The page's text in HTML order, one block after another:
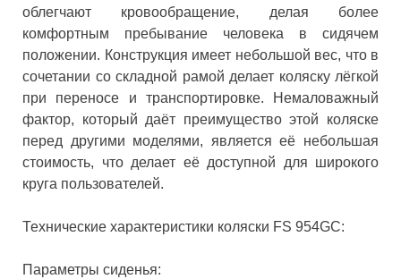
облегчают кровообращение, делая более
комфортным пребывание человека в сидячем
положении. Конструкция имеет небольшой вес, что в
сочетании со складной рамой делает коляску лёгкой
при переносе и транспортировке. Немаловажный
фактор, который даёт преимущество этой коляске
перед другими моделями, является её небольшая
стоимость, что делает её доступной для широкого
круга пользователей.
Технические характеристики коляски FS 954GC:
Параметры сиденья: